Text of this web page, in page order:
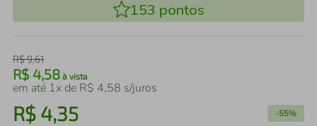
153 pontos
R$9,61
R$ 4,58 à vista
em até 1x de R$ 4,58 s/juros
R$ 4,35 -55%